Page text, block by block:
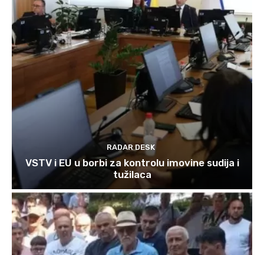
RADAR DESK
VSTV i EU u borbi za kontrolu imovine sudija i
tužilaca